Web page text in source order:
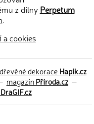
z dílny Perpetum
.
cookies
dřevěné dekorace Hapík.cz
magazínPříroda.cz —
DraGIF.cz